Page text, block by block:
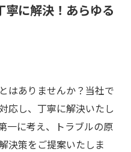
に解決！あらゆる
はありませんか？当社で
応し、丁寧に解決いたし
一に考え、トラブルの原
決策をご提案いたしま